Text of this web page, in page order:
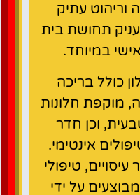
וריהוט עתיק
תחושת בית
במיוחד.
כולל בריכה
מוקפת חלונות
וכן חדר
אינטימי.
טיפולי
מבוצעים על ידי